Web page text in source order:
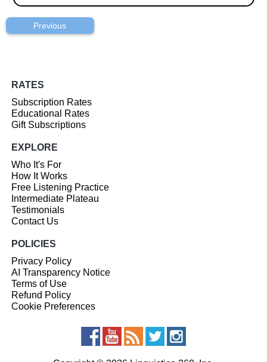
Previous
RATES
Subscription Rates
Educational Rates
Gift Subscriptions
EXPLORE
Who It's For
How It Works
Free Listening Practice
Intermediate Plateau
Testimonials
Contact Us
POLICIES
Privacy Policy
AI Transparency Notice
Terms of Use
Refund Policy
Cookie Preferences